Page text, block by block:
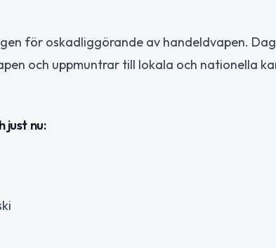
för oskadliggörande av handeldvapen.
och uppmuntrar till lokala och nationella
just nu: